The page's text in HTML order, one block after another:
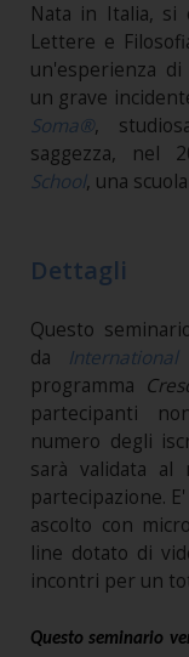
Nata in Italia, si
Lettere e
un'esperienza
un grave
Soma®,
saggezza, nel
School, una
Dettagli
Questo
da
programma
partecipanti
numero degli
sarà validata al
partecipazione.
ascolto con
line dotato di
incontri per un
Questo seminario